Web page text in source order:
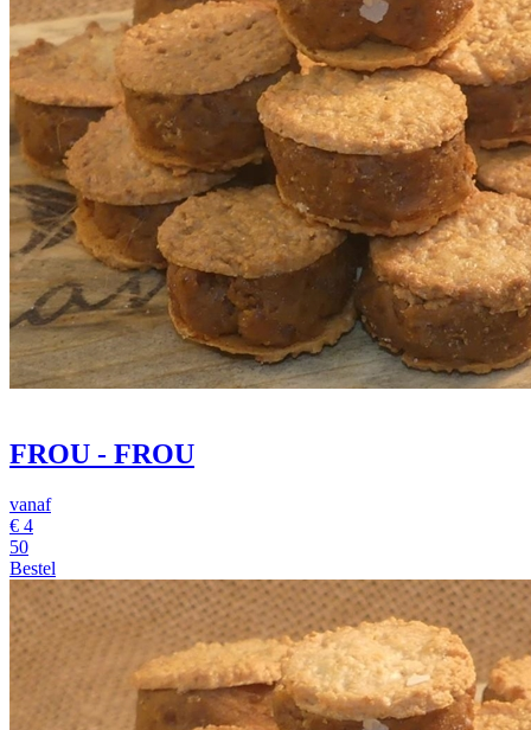
FROU - FROU
vanaf
€ 4
50
Bestel